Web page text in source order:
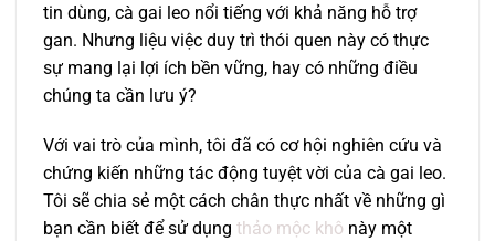
tin dùng, cà gai leo nổi tiếng với khả năng hỗ trợ
gan. Nhưng liệu việc duy trì thói quen này có thực
sự mang lại lợi ích bền vững, hay có những điều
chúng ta cần lưu ý?
Với vai trò của mình, tôi đã có cơ hội nghiên cứu và
chứng kiến những tác động tuyệt vời của cà gai leo.
Tôi sẽ chia sẻ một cách chân thực nhất về những gì
bạn cần biết để sử dụng thảo mộc khô này một